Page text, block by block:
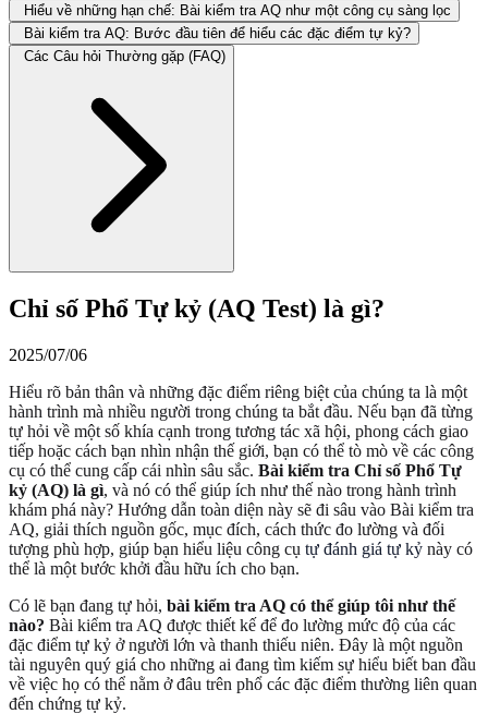
Hiểu về những hạn chế: Bài kiểm tra AQ như một công cụ sàng lọc
Bài kiểm tra AQ: Bước đầu tiên để hiểu các đặc điểm tự kỷ?
Các Câu hỏi Thường gặp (FAQ)
Chỉ số Phổ Tự kỷ (AQ Test) là gì?
2025/07/06
Hiểu rõ bản thân và những đặc điểm riêng biệt của chúng ta là một
hành trình mà nhiều người trong chúng ta bắt đầu. Nếu bạn đã từng
tự hỏi về một số khía cạnh trong tương tác xã hội, phong cách giao
tiếp hoặc cách bạn nhìn nhận thế giới, bạn có thể tò mò về các công
cụ có thể cung cấp cái nhìn sâu sắc. Bài kiểm tra Chỉ số Phổ Tự
kỷ (AQ) là gì, và nó có thể giúp ích như thế nào trong hành trình
khám phá này? Hướng dẫn toàn diện này sẽ đi sâu vào Bài kiểm tra
AQ, giải thích nguồn gốc, mục đích, cách thức đo lường và đối
tượng phù hợp, giúp bạn hiểu liệu công cụ tự đánh giá tự kỷ này có
thể là một bước khởi đầu hữu ích cho bạn.
Có lẽ bạn đang tự hỏi, bài kiểm tra AQ có thể giúp tôi như thế
nào? Bài kiểm tra AQ được thiết kế để đo lường mức độ của các
đặc điểm tự kỷ ở người lớn và thanh thiếu niên. Đây là một nguồn
tài nguyên quý giá cho những ai đang tìm kiếm sự hiểu biết ban đầu
về việc họ có thể nằm ở đâu trên phổ các đặc điểm thường liên quan
đến chứng tự kỷ.